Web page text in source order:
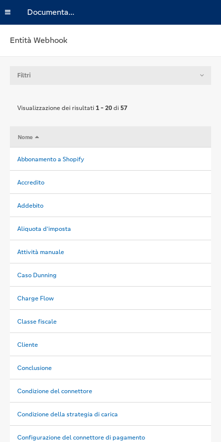
Documentazione
Entità Webhook
Filtri
Visualizzazione dei risultati1 - 20di57
Abbonamento a Shopify
Accredito
Addebito
Aliquota d’imposta
Attività manuale
Caso Dunning
Charge Flow
Classe fiscale
Cliente
Conclusione
Condizione del connettore
Condizione della strategia di carica
Configurazione del connettore di pagamento
Nome